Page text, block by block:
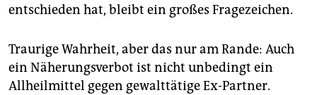
entschieden hat, bleibt ein großes Fragezeichen.
Traurige Wahrheit, aber das nur am Rande: Auch
ein Näherungsverbot ist nicht unbedingt ein
Allheilmittel gegen gewalttätige Ex-Partner.